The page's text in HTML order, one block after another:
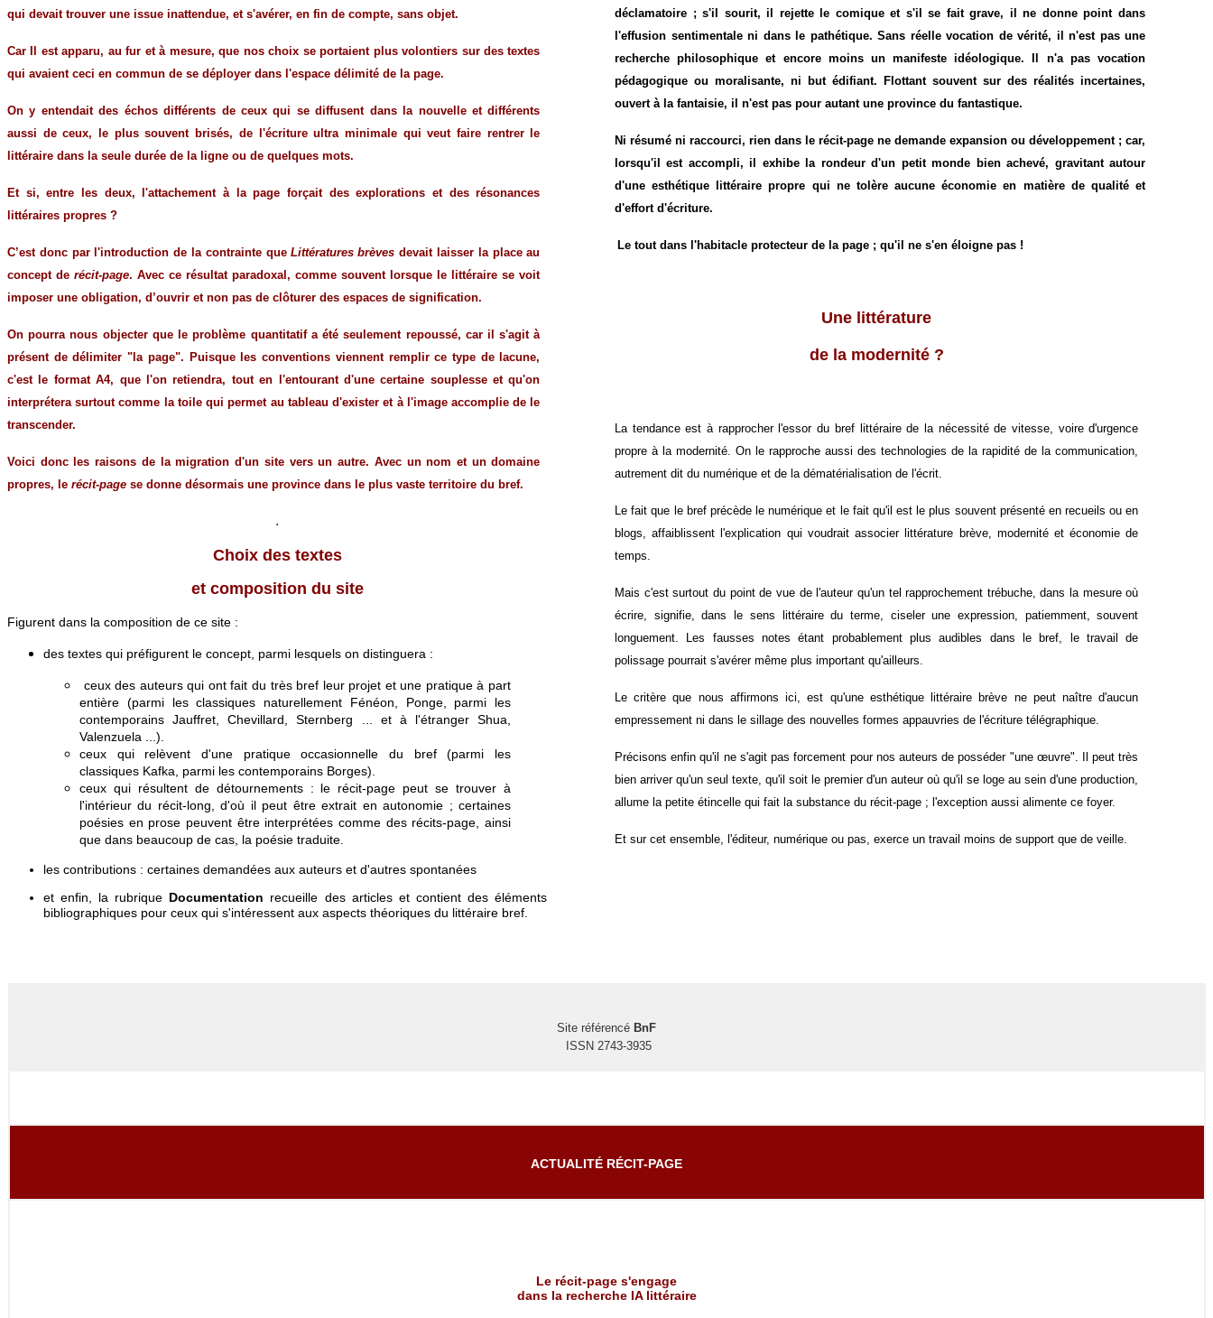
qui devait trouver une issue inattendue, et s'avérer, en fin de compte, sans objet.
Car Il est apparu, au fur et à mesure, que nos choix se portaient plus volontiers sur des textes
qui avaient ceci en commun de se déployer dans l'espace délimité de la page.
On y entendait des échos différents de ceux qui se diffusent dans la nouvelle et différents
aussi de ceux, le plus souvent brisés, de l'écriture ultra minimale qui veut faire rentrer le
littéraire dans la seule durée de la ligne ou de quelques mots.
Et si, entre les deux, l'attachement à la page forçait des explorations et des résonances
littéraires propres ?
C’est donc par l'introduction de la contrainte que Littératures brèvesdevait laisser la place au
concept derécit-page. Avec ce résultat paradoxal, comme souvent lorsque le littéraire se voit
imposer une obligation, d’ouvrir et non pas de clôturer des espaces de signification.
On pourra nous objecter que le problème quantitatif a été seulement repoussé, car il s'agit à
présent de délimiter "la page". Puisque les conventions viennent remplir ce type de lacune,
c'est le format A4, que l'on retiendra, tout en l'entourant d'une certaine souplesse et qu'on
interprétera surtout comme la toile qui permet au tableau d'exister et à l'image accomplie de le
transcender.
Voici donc les raisons de la migration d'un site vers un autre. Avec un nom et un domaine
propres, le récit-page se donne désormais une province dans le plus vaste territoire du bref.
.
Choix des textes
et composition du site
Figurent dans la composition de ce site :
des textes qui préfigurent le concept, parmi lesquels on distinguera :
ceux des auteurs qui ont fait du très bref leur projet et une pratique à part
entière (parmi les classiques naturellement Fénéon, Ponge, parmi les
contemporains Jauffret, Chevillard, Sternberg ... et à l'étranger Shua,
Valenzuela ...).
ceux qui relèvent d'une pratique occasionnelle du bref (parmi les
classiques Kafka, parmi les contemporains Borges).
ceux qui résultent de détournements : le récit-page peut se trouver à
l'intérieur du récit-long, d'où il peut être extrait en autonomie ; certaines
poésies en prose peuvent être interprétées comme des récits-page, ainsi
que dans beaucoup de cas, la poésie traduite.
les contributions : certaines demandées aux auteurs et d'autres spontanées
et enfin, la rubrique Documentation recueille des articles et contient des éléments
bibliographiques pour ceux qui s'intéressent aux aspects théoriques du littéraire bref.
déclamatoire ; s'il sourit, il rejette le comique et s'il se fait grave, il ne donne point dans
l'effusion sentimentale ni dans le pathétique. Sans réelle vocation de vérité, il n'est pas une
recherche philosophique et encore moins un manifeste idéologique. Il n'a pas vocation
pédagogique ou moralisante, ni but édifiant. Flottant souvent sur des réalités incertaines,
ouvert à la fantaisie, il n'est pas pour autant une province du fantastique.
Ni résumé ni raccourci, rien dans le récit-page ne demande expansion ou développement ; car,
lorsqu'il est accompli, il exhibe la rondeur d'un petit monde bien achevé, gravitant autour
d'une esthétique littéraire propre qui ne tolère aucune économie en matière de qualité et
d'effort d'écriture.
Le tout dans l'habitacle protecteur de la page ; qu'il ne s'en éloigne pas !
Une littérature
de la modernité ?
La tendance est à rapprocher l'essor du bref littéraire de la nécessité de vitesse, voire d'urgence
propre à la modernité. On le rapproche aussi des technologies de la rapidité de la communication,
autrement dit du numérique et de la dématérialisation de l'écrit.
Le fait que le bref précède le numérique et le fait qu'il est le plus souvent présenté en recueils ou en
blogs, affaiblissent l'explication qui voudrait associer littérature brève, modernité et économie de
temps.
Mais c'est surtout du point de vue de l'auteur qu'un tel rapprochement trébuche, dans la mesure où
écrire, signifie, dans le sens littéraire du terme, ciseler une expression, patiemment, souvent
longuement. Les fausses notes étant probablement plus audibles dans le bref, le travail de
polissage pourrait s'avérer même plus important qu'ailleurs.
Le critère que nous affirmons ici, est qu'une esthétique littéraire brève ne peut naître d'aucun
empressement ni dans le sillage des nouvelles formes appauvries de l'écriture télégraphique.
Précisons enfin qu'il ne s'agit pasforcement pour nos auteurs de posséder "une œuvre".
Il peut très
bien arriver qu'un seul texte, qu'il soit le premier d'un auteur où qu'il se loge au sein d'une production,
allume la petite étincelle qui fait la substance du récit-page ; l'exception aussi alimente ce foyer.
Et sur cet ensemble, l'éditeur, numérique ou pas, exerce un travail moins de support que de veille.
Site référencé BnF
ISSN 2743-3935
ACTUALITÉ RÉCIT-PAGE
Le récit-page s'engage
dans la recherche IA littéraire